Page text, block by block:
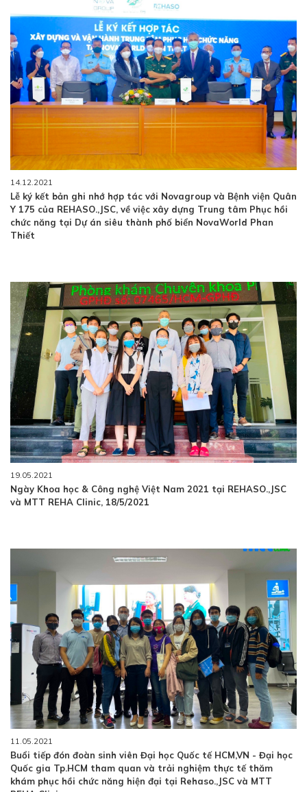
14.12.2021
Lễ ký kết bản ghi nhớ hợp tác với Novagroup và Bệnh viện Quân
Y 175 của REHASO.,JSC, về việc xây dựng Trung tâm Phục hồi
chức năng tại Dự án siêu thành phố biển NovaWorld Phan
Thiết
19.05.2021
Ngày Khoa học & Công nghệ Việt Nam 2021 tại REHASO.,JSC
và MTT REHA Clinic, 18/5/2021
11.05.2021
Buổi tiếp đón đoàn sinh viên Đại học Quốc tế HCM,VN - Đại học
Quốc gia Tp.HCM tham quan và trải nghiệm thực tế thăm
khám phục hồi chức năng hiện đại tại Rehaso.,JSC và MTT